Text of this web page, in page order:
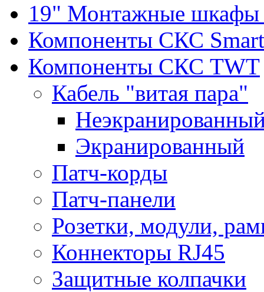
19" Монтажные шкафы
Компоненты СКС
Компоненты СКС TWT
Кабель "витая пара"
Экранированный
Патч-корды
Патч-панели
Розетки, модули,
Коннекторы RJ45
Защитные колпачки